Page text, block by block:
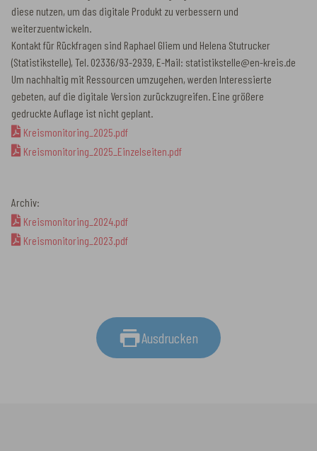
diese nutzen, um das digitale Produkt zu verbessern und
weiterzuentwickeln.
Kontakt für Rückfragen sind Raphael Gliem und Helena Stutrucker
(Statistikstelle), Tel. 02336/93-2939, E-Mail: statistikstelle@en-kreis.de
Um nachhaltig mit Ressourcen umzugehen, werden Interessierte
gebeten, auf die digitale Version zurückzugreifen. Eine größere
gedruckte Auflage ist nicht geplant.
Kreismonitoring_2025.pdf
Kreismonitoring_2025_Einzelseiten.pdf
Archiv:
Kreismonitoring_2024.pdf
Kreismonitoring_2023.pdf
Ausdrucken